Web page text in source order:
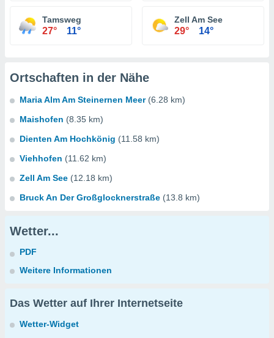
Tamsweg
27° 11°
Zell Am See
29° 14°
Ortschaften in der Nähe
Maria Alm Am Steinernen Meer (6.28 km)
Maishofen (8.35 km)
Dienten Am Hochkönig (11.58 km)
Viehhofen (11.62 km)
Zell Am See (12.18 km)
Bruck An Der Großglocknerstraße (13.8 km)
Wetter...
PDF
Weitere Informationen
Das Wetter auf Ihrer Internetseite
Wetter-Widget